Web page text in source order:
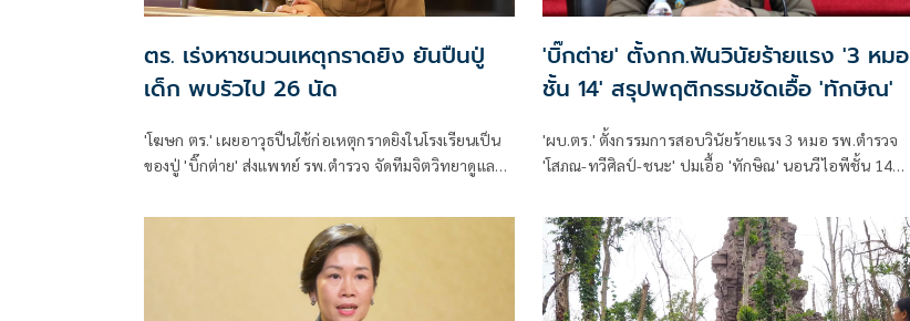
ตร. เร่งหาชนวนเหตุกราดยิง ยันปืนปู่
เด็ก พบรัวไป 26 นัด
'โฆษก ตร.' เผยอาวุธปืนใช้ก่อเหตุกราดยิงในโรงเรียนเป็น
ของปู่ 'บิ๊กต่าย' ส่งแพทย์ รพ.ตำรวจ จัดทีมจิตวิทยาดูแล
'บิ๊กต่าย' ตั้งกก.ฟันวินัยร้ายแรง '3 หมอ
ชั้น 14' สรุปพฤติกรรมชัดเอื้อ 'ทักษิณ'
'ผบ.ตร.' ตั้งกรรมการสอบวินัยร้ายแรง 3 หมอ รพ.ตำรวจ
'โสภณ-ทวีศิลป์-ชนะ' ปมเอื้อ 'ทักษิณ' นอนวีไอพีชั้น 14